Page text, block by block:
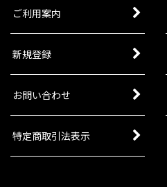
ご利用案内
新規登録
お問い合わせ
特定商取引法表示